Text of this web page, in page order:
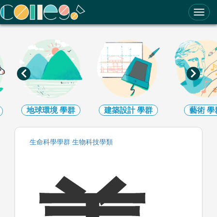
ColleGo! 大學選才與高中育才輔助系統
地球環境學群 建築設計學群 藝術 學
生命科學學群 生物科技學類